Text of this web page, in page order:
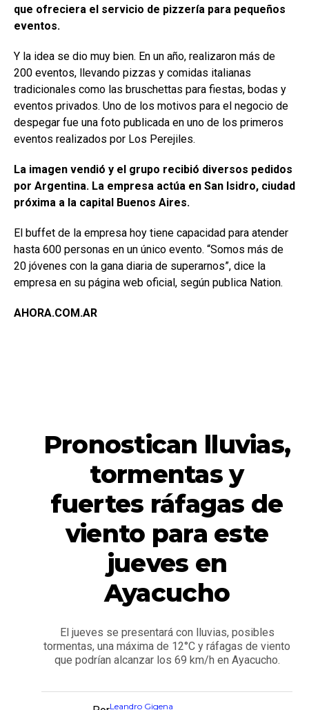
que ofreciera el servicio de pizzería para pequeños
eventos.
Y la idea se dio muy bien. En un año, realizaron más de
200 eventos, llevando pizzas y comidas italianas
tradicionales como las bruschettas para fiestas, bodas y
eventos privados. Uno de los motivos para el negocio de
despegar fue una foto publicada en uno de los primeros
eventos realizados por Los Perejiles.
La imagen vendió y el grupo recibió diversos pedidos
por Argentina. La empresa actúa en San Isidro, ciudad
próxima a la capital Buenos Aires.
El buffet de la empresa hoy tiene capacidad para atender
hasta 600 personas en un único evento. “Somos más de
20 jóvenes con la gana diaria de superarnos”, dice la
empresa en su página web oficial, según publica Nation.
AHORA.COM.AR
Pronostican lluvias,
tormentas y
fuertes ráfagas de
viento para este
jueves en
Ayacucho
El jueves se presentará con lluvias, posibles
tormentas, una máxima de 12°C y ráfagas de viento
que podrían alcanzar los 69 km/h en Ayacucho.
Leandro Gigena